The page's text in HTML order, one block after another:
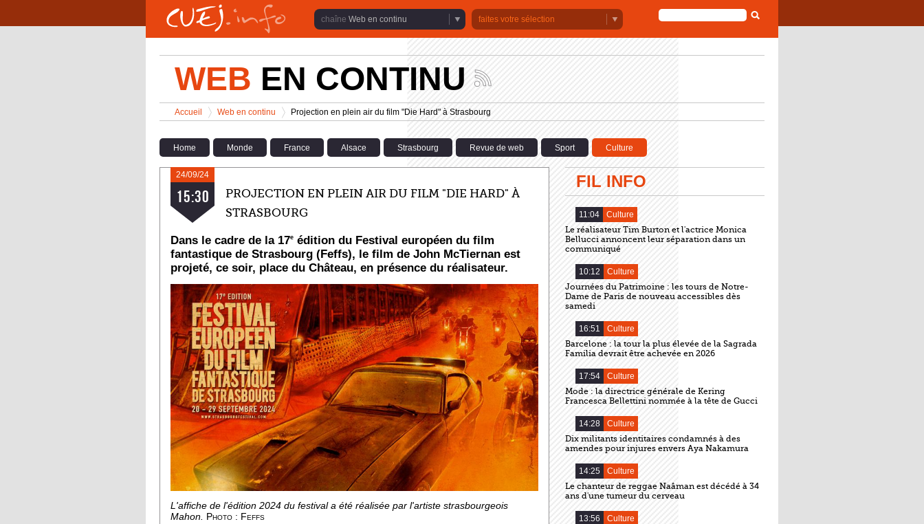
Web en continu
faites votre sélection
FORMULAIRE
DE
RECHERCHE
WEB EN CONTINU
les
actualités
de
chaîne
Web
en
continu
Vous êtes ici
Accueil
>
Web en continu
>
Projection en plein air du film "Die Hard" à Strasbourg
Home Monde France Alsace Strasbourg Revue de web Sport Culture
24/09/24
15:30
PROJECTION EN PLEIN AIR DU FILM "DIE HARD" À
STRASBOURG
Dans le cadre de la 17e édition du Festival européen du film
fantastique de Strasbourg (Feffs), le film de John McTiernan est
projeté, ce soir, place du Château, en présence du réalisateur.
L'affiche de l'édition 2024 du festival a été réalisée par l'artiste strasbourgeois
Mahon.
Photo : Feffs
FIL INFO
11:04
Culture
Le réalisateur Tim Burton et l'actrice Monica
Bellucci annoncent leur séparation dans un
communiqué
10:12
Culture
Journées du Patrimoine : les tours de Notre-
Dame de Paris de nouveau accessibles dès
samedi
16:51
Culture
Barcelone : la tour la plus élevée de la Sagrada
Familia devrait être achevée en 2026
17:54
Culture
Mode : la directrice générale de Kering
Francesca Bellettini nommée à la tête de Gucci
14:28
Culture
Dix militants identitaires condamnés à des
amendes pour injures envers Aya Nakamura
14:25
Culture
Le chanteur de reggae Naâman est décédé à 34
ans d'une tumeur du cerveau
13:56
Culture